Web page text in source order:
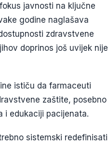
javnosti na ključne
godine naglašava
zdravstvene
doprinos još uvijek nije
ističu da farmaceuti
zaštite, posebno
i edukaciji pacijenata.
sistemski redefinisati